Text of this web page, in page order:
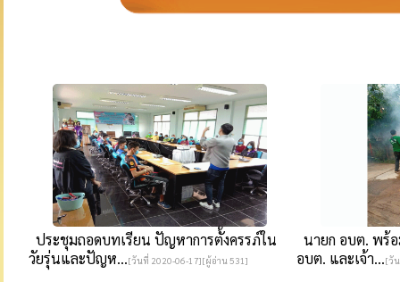
ประชุมถอดบทเรียน ปัญหาการตั้งครรภ์ใน
วัยรุ่นและปัญห...[วันที่ 2020-06-17][ผู้อ่าน 531]
นายก อบต. พร้
อบต. และเจ้า...[วั